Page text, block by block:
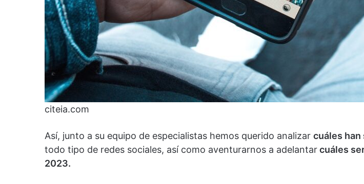
citeia.com
Así, junto a su equipo de especialistas hemos querido analizar cuáles
todo tipo de redes sociales, así como aventurarnos a adelantarcuáles
2023.